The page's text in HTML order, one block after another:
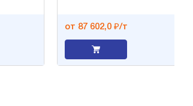
от 87 602,0 ₽/т